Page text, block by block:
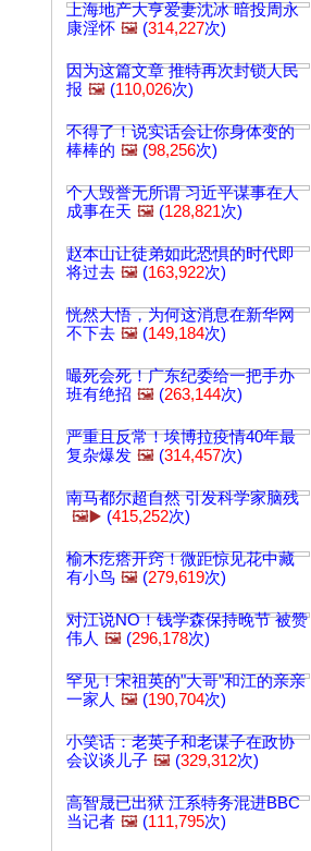
上海地产大亨爱妻沈冰 暗投周永
康淫怀 🖼️ (314,227次)
因为这篇文章 推特再次封锁人民
报 🖼️ (110,026次)
不得了！说实话会让你身体变的
棒棒的 🖼️ (98,256次)
个人毁誉无所谓 习近平谋事在人
成事在天 🖼️ (128,821次)
赵本山让徒弟如此恐惧的时代即
将过去 🖼️ (163,922次)
恍然大悟，为何这消息在新华网
不下去 🖼️ (149,184次)
嘬死会死！广东纪委给一把手办
班有绝招 🖼️ (263,144次)
严重且反常！埃博拉疫情40年最
复杂爆发 🖼️ (314,457次)
南马都尔超自然 引发科学家脑残
🖼️▶️ (415,252次)
榆木疙瘩开窍！微距惊见花中藏
有小鸟 🖼️ (279,619次)
对江说NO！钱学森保持晚节 被赞
伟人 🖼️ (296,178次)
罕见！宋祖英的"大哥"和江的亲亲
一家人 🖼️ (190,704次)
小笑话：老英子和老谋子在政协
会议谈儿子 🖼️ (329,312次)
高智晟已出狱 江系特务混进BBC
当记者 🖼️ (111,795次)